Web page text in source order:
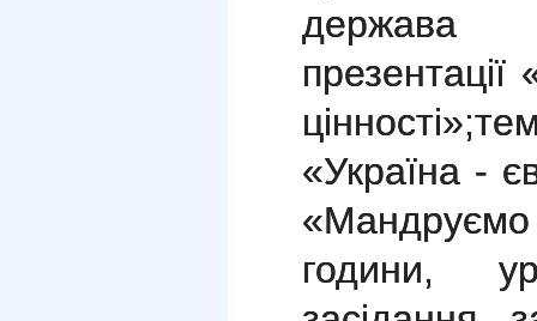
держава
презентації
цінності»;
«Україна -
години,